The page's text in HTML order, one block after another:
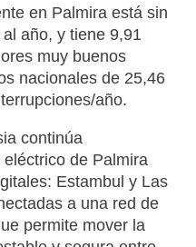
en Palmira está sin
año, y tiene 9,91
muy buenos
nacionales de 25,46
año.
continúa
de Palmira
Estambul y Las
a una red de
permite mover la